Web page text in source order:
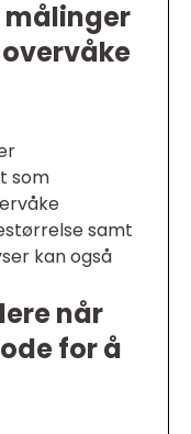
som
samt
kan også
når
for å